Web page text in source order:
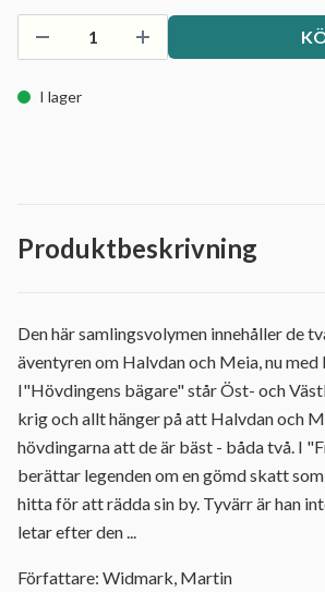
I lager
Produktbeskrivning
Den här samlingsvolymen innehåller de
äventyren om Halvdan och Meia, nu
I"Hövdingens bägare" står Öst- och
krig och allt hänger på att Halvdan och
hövdingarna att de är bäst - båda två. I
berättar legenden om en gömd skatt
hitta för att rädda sin by. Tyvärr är han
letar efter den ...
Författare: Widmark, Martin